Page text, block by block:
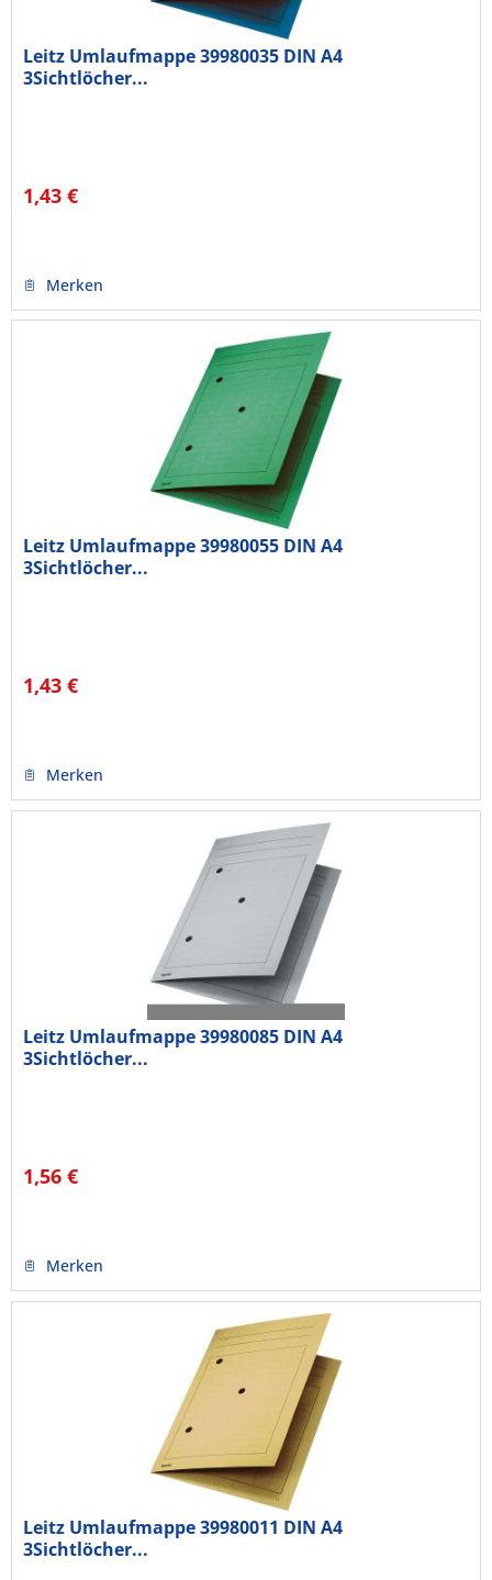
Leitz Umlaufmappe 39980035 DIN A4
3Sichtlöcher...
1,43 €
Merken
Leitz Umlaufmappe 39980055 DIN A4
3Sichtlöcher...
1,43 €
Merken
Leitz Umlaufmappe 39980085 DIN A4
3Sichtlöcher...
1,56 €
Merken
Leitz Umlaufmappe 39980011 DIN A4
3Sichtlöcher...